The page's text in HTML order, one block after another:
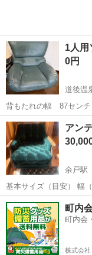
1人用
0円
道後温
背もたれの幅 87センチ
幅 87センチ 座面の大
55センチくらい 高さ 86センチ あちらこちらに
見...
愛媛 松山市 道
アン
余戸駅
基本サイズ（目安） 幅
高さ（H）： 約 770
愛媛 松山市 余
町内
町内会
株式会